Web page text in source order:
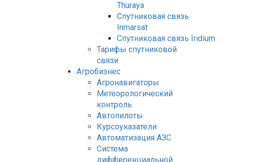
Thuraya
Спутниковая связь
Inmarsat
Спутниковая связь Iridium
Тарифы спутниковой
связи
Агробизнес
Агронавигаторы
Метеорологический
контроль
Автопилоты
Курсоуказатели
Автоматизация АЗС
Система
дифференциальной